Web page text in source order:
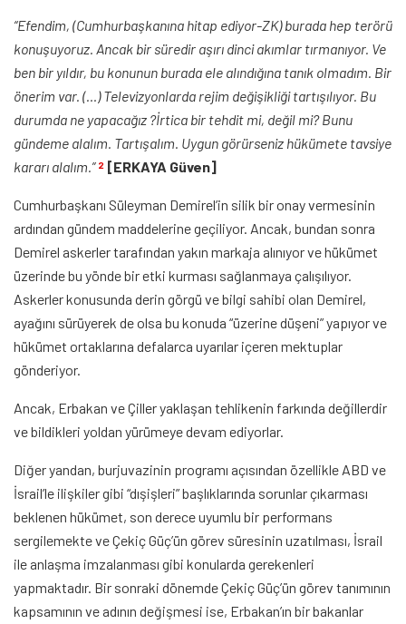
“Efendim, (Cumhurbaşkanına hitap ediyor-ZK) burada hep terörü
konuşuyoruz. Ancak bir süredir aşırı dinci akımlar tırmanıyor. Ve
ben bir yıldır, bu konunun burada ele alındığına tanık olmadım. Bir
önerim var. (…) Televizyonlarda rejim değişikliği tartışılıyor. Bu
durumda ne yapacağız ?İrtica bir tehdit mi, değil mi? Bunu
gündeme alalım. Tartışalım. Uygun görürseniz hükümete tavsiye
kararı alalım.” 2 [ERKAYA Güven]
Cumhurbaşkanı Süleyman Demirel’in silik bir onay vermesinin
ardından gündem maddelerine geçiliyor. Ancak, bundan sonra
Demirel askerler tarafından yakın markaja alınıyor ve hükümet
üzerinde bu yönde bir etki kurması sağlanmaya çalışılıyor.
Askerler konusunda derin görgü ve bilgi sahibi olan Demirel,
ayağını sürüyerek de olsa bu konuda “üzerine düşeni” yapıyor ve
hükümet ortaklarına defalarca uyarılar içeren mektuplar
gönderiyor.
Ancak, Erbakan ve Çiller yaklaşan tehlikenin farkında değillerdir
ve bildikleri yoldan yürümeye devam ediyorlar.
Diğer yandan, burjuvazinin programı açısından özellikle ABD ve
İsrail’le ilişkiler gibi “dışişleri” başlıklarında sorunlar çıkarması
beklenen hükümet, son derece uyumlu bir performans
sergilemekte ve Çekiç Güç’ün görev süresinin uzatılması, İsrail
ile anlaşma imzalanması gibi konularda gerekenleri
yapmaktadır. Bir sonraki dönemde Çekiç Güç’ün görev tanımının
kapsamının ve adının değişmesi ise, Erbakan’ın bir bakanlar